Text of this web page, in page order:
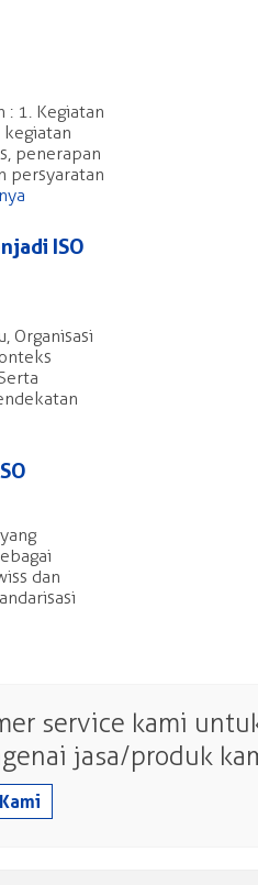
: 1. Kegiatan
kegiatan
penerapan
persyaratan
ISO
Organisasi
dan
service kami
jasa/produk